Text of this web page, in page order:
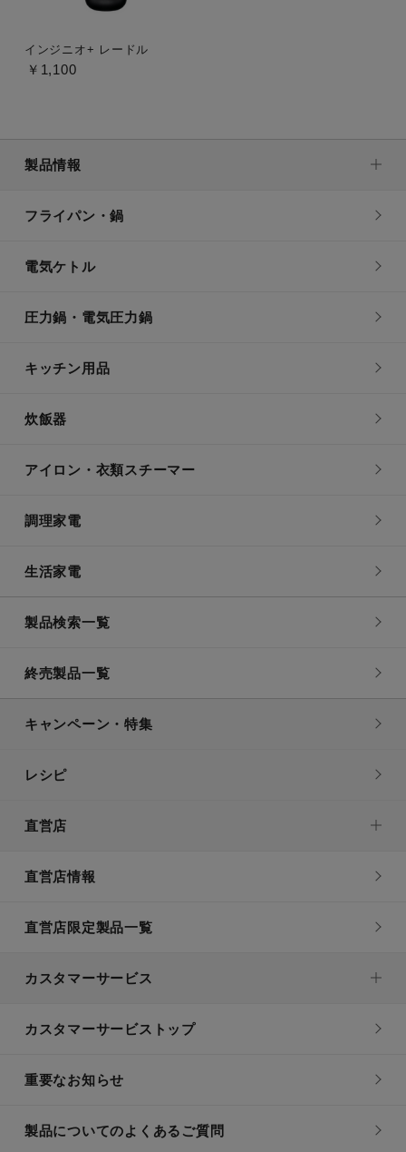
インジニオ+ レードル
￥1,100
製品情報
フライパン・鍋
電気ケトル
圧力鍋・電気圧力鍋
キッチン用品
炊飯器
アイロン・衣類スチーマー
調理家電
生活家電
製品検索一覧
終売製品一覧
キャンペーン・特集
レシピ
直営店
直営店情報
直営店限定製品一覧
カスタマーサービス
カスタマーサービストップ
重要なお知らせ
製品についてのよくあるご質問